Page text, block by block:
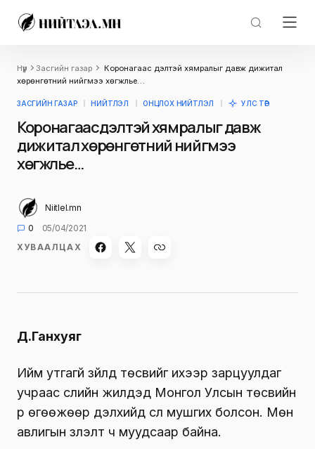
Нүүр Засгийн газар
Коронагаас үүдэлтэй хямралыг давж дижитал
хөрөнгөтний нийгмээ хөгжүүлье…
ЗАСГИЙН ГАЗАР НИЙТЛЭЛ ОНЦЛОХ НИЙТЛЭЛ УЛС ТӨР
Коронагаас үүдэлтэй хямралыг давж
дижитал хөрөнгөтний нийгмээ
хөгжүүлье…
Niitlel.mn
0
05/04/2021
ХУВААЛЦАХ
Д.Ганхуяг
Ийм утгагүй зүйлд төсвийг ихээр зарцуулдаг
учраас сүүлийн жилүүдэд Монгол Улсын төсвийн
үр өгөөжөөр дэлхийд сүүл мушгих болсон. Мөн
авлигын үзүүлэлт ч муудсаар байна.